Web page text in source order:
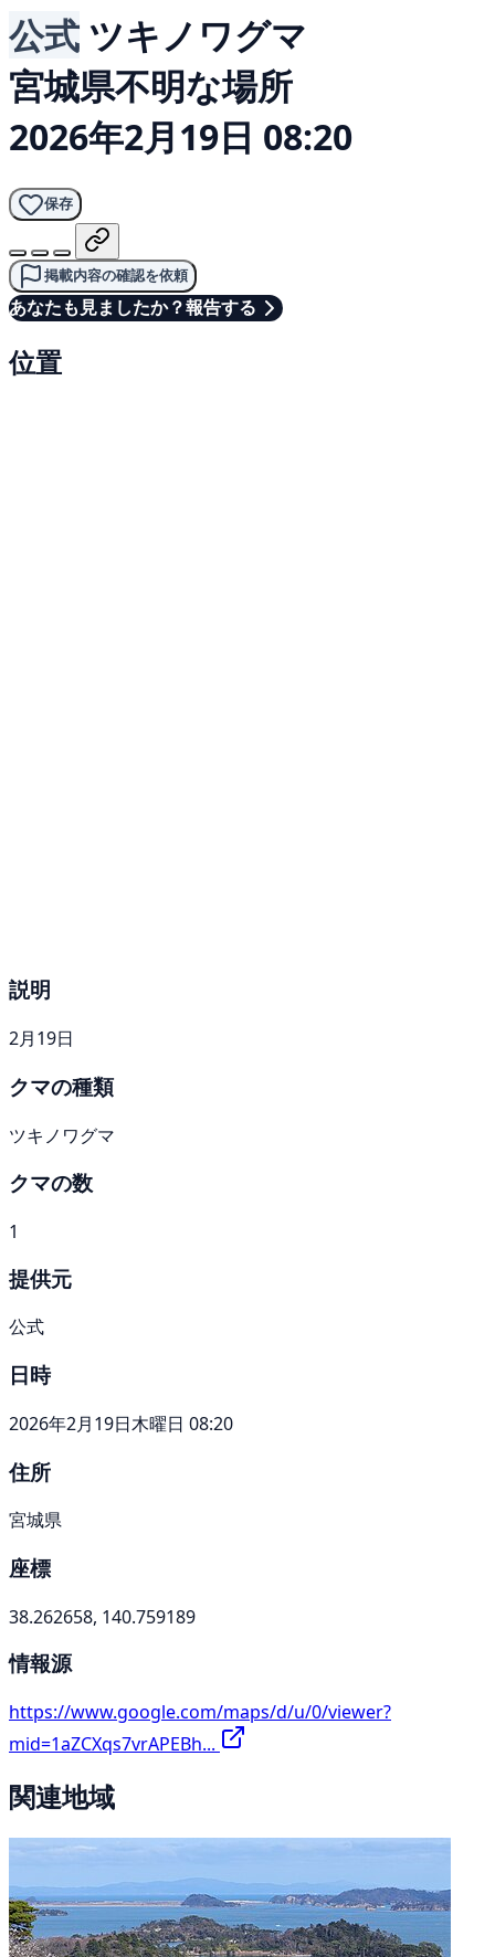
公式 ツキノワグマ
宮城県不明な場所
2026年2月19日 08:20
保存
掲載内容の確認を依頼
あなたも見ましたか？報告する
位置
説明
2月19日
クマの種類
ツキノワグマ
クマの数
1
提供元
公式
日時
2026年2月19日木曜日 08:20
住所
宮城県
座標
38.262658, 140.759189
情報源
https://www.google.com/maps/d/u/0/viewer?
mid=1aZCXqs7vrAPEBh...
関連地域